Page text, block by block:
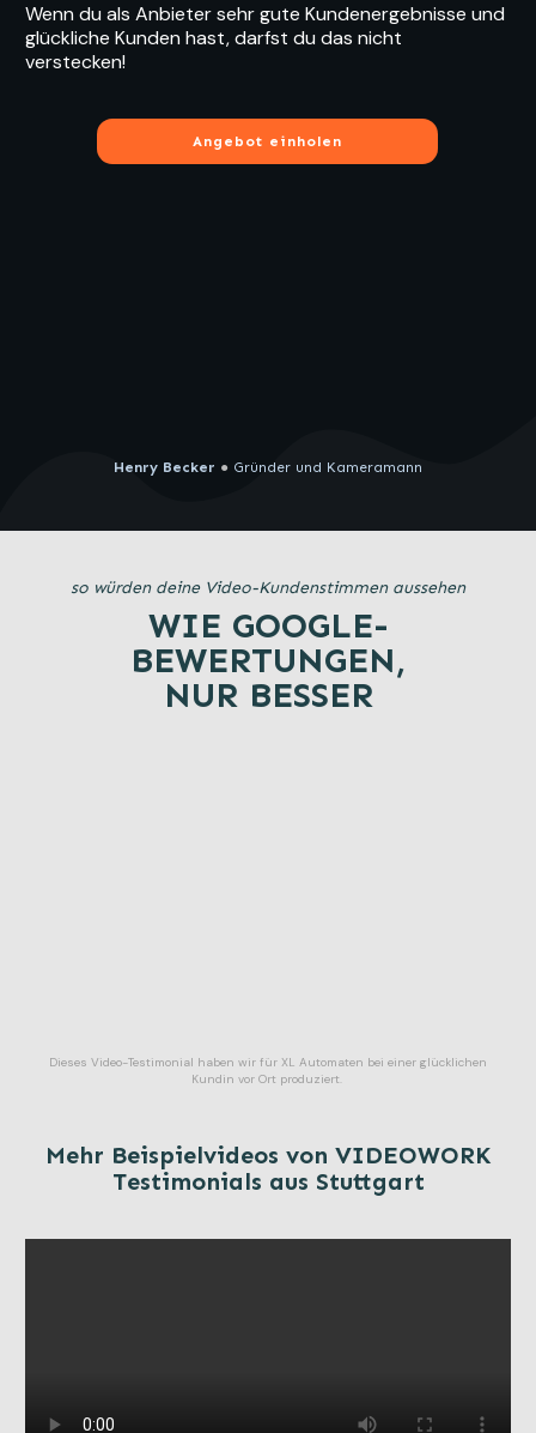
Wenn du als Anbieter sehr gute Kundenergebnisse und
glückliche Kunden hast, darfst du das nicht
verstecken!
Angebot einholen
Henry Becker ● Gründer und Kameramann
so würden deine Video-Kundenstimmen aussehen
WIE GOOGLE-
BEWERTUNGEN,
NUR BESSER
Dieses Video-Testimonial haben wir für XL Automaten bei einer glücklichen
Kundin vor Ort produziert.
Mehr Beispielvideos von VIDEOWORK
Testimonials aus Stuttgart